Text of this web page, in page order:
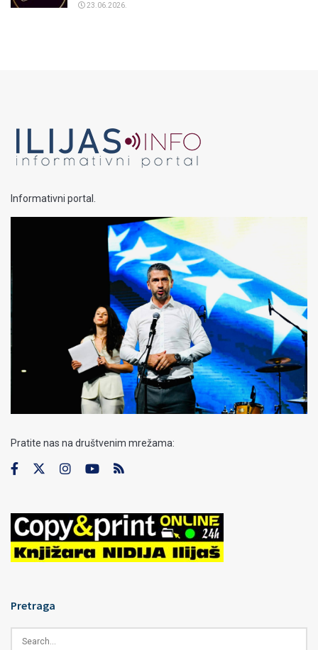
23.06.2026.
Informativni portal.
Pratite nas na društvenim mrežama:
Pretraga